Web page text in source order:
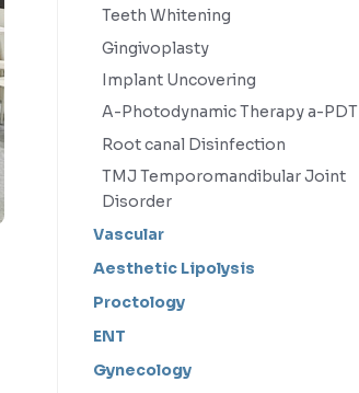
Teeth Whitening
Gingivoplasty
Implant Uncovering
A-Photodynamic Therapy a-PDT
Root canal Disinfection
TMJ Temporomandibular Joint
Disorder
Vascular
Aesthetic Lipolysis
Proctology
ENT
Gynecology